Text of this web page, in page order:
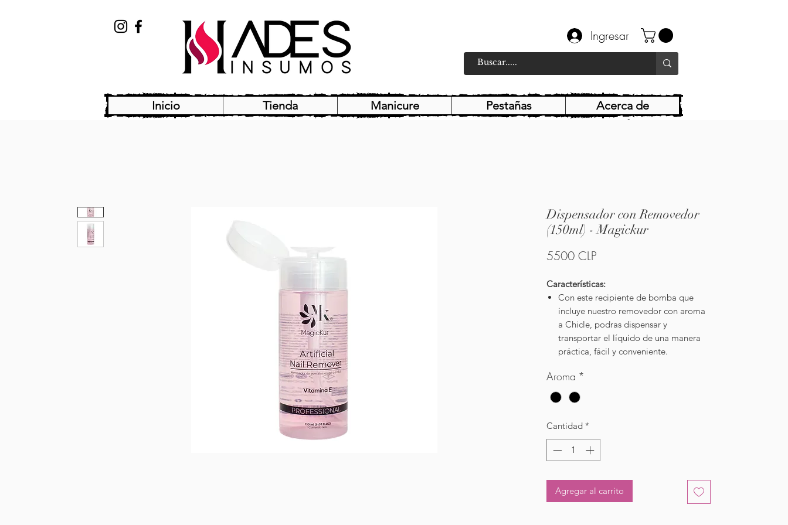
Ingresar
Inicio Tienda Manicure Pestañas Acerca de
Dispensador con Removedor
(150ml) - Magickur
5500 CLPPrecio
Características:
Con este recipiente de bomba que
incluye nuestro removedor con aroma
a Chicle, podras dispensar y
transportar el líquido de una manera
práctica, fácil y conveniente.
Aroma *
Cantidad *
Agregar al carrito